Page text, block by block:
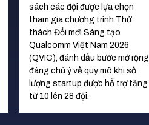
sách các đội được lựa chọn
tham gia chương trình Thử
thách Đổi mới Sáng tạo
Qualcomm Việt Nam 2026
(QVIC), đánh dấu bước mở rộng
đáng chú ý về quy mô khi số
lượng startup được hỗ trợ tăng
từ 10 lên 28 đội.